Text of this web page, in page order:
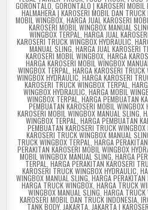
GORONTALO GORONTALO | KAROSERI
HALMAHERA | KAROSERI MOBIL DAN TRUCK
MOBIL WINGBOX, HARGA JUAL KAROSERI
KAROSERI MOBIL WINGBOX MANUAL
WINGBOX TERPAL HARGA JUAL
KAROSERI TRUCK WINGBOX HYDRAULIC
MANUAL SLING HARGA JUAL KAROSERI
KAROSERI MOBIL WINGBOX HARGA
HARGA KAROSERI MOBIL WINGBOX
WINGBOX TERPAL HARGA KAROSERI TRUCK
WINGBOX HYDRAULIC HARGA KAROSERI
KAROSERI TRUCK WINGBOX TERPAL
WINGBOX HYDRAULIC HARGA MOBIL
WINGBOX TERPAL HARGA PEMBUATAN
PEMBUATAN KAROSERI MOBIL WINGBOX
KAROSERI MOBIL WINGBOX MANUAL SLING
WINGBOX TERPAL HARGA PEMBUATAN
PEMBUATAN KAROSERI TRUCK WINGBOX
KAROSERI TRUCK WINGBOX MANUAL
TRUCK WINGBOX TERPAL HARGA
PERAKITAN KAROSERI MOBIL WINGBOX
MOBIL WINGBOX MANUAL SLING HARGA
TERPAL HARGA PERAKITAN KAROSERI
KAROSERI TRUCK WINGBOX HYDRAULIC
WINGBOX MANUAL SLING HARGA
HARGA TRUCK WINGBOX, HARGA TRUCK
WINGBOX MANUAL SLING HARGA TRUCK
KAROSERI MOBIL DAN TRUCK INDONESIA
TANK BODY, JAKARTA JAKARTA |